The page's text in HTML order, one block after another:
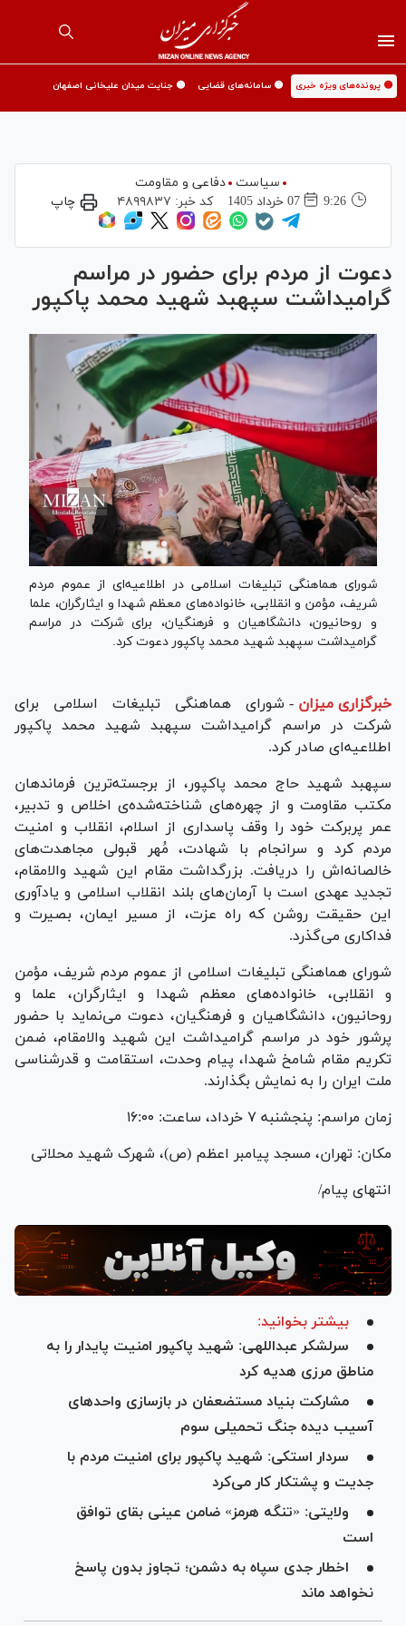
🟡 پرونده‌های ویژه خبری 🟡 سامانه‌های قضایی 🟡 جنایت میدان علیخانی اصفهان
سیاست
دفاعی و مقاومت
9:26
07 خرداد 1405 کد خبر: ۴۸۹۹۸۳۷ چاپ
دعوت از مردم برای حضور در مراسم
گرامیداشت سپهبد شهید محمد پاکپور
شورای هماهنگی تبلیغات اسلامی در اطلاعیه‌ای از عموم مردم
شریف، مؤمن و انقلابی، خانواده‌های معظم شهدا و ایثارگران، علما
و روحانیون، دانشگاهیان و فرهنگیان، برای شرکت در مراسم
گرامیداشت سپهبد شهید محمد پاکپور دعوت کرد.
خبرگزاری میزان - شورای هماهنگی تبلیغات اسلامی برای
شرکت در مراسم گرامیداشت سپهبد شهید محمد پاکپور
اطلاعیه‌ای صادر کرد.
سپهبد شهید حاج محمد پاکپور، از برجسته‌ترین فرماندهان
مکتب مقاومت و از چهره‌های شناخته‌شده‌ی اخلاص و تدبیر،
عمر پربرکت خود را وقف پاسداری از اسلام، انقلاب و امنیت
مردم کرد و سرانجام با شهادت، مُهر قبولی مجاهدت‌های
خالصانه‌اش را دریافت. بزرگداشت مقام این شهید والامقام،
تجدید عهدی است با آرمان‌های بلند انقلاب اسلامی و یادآوری
این حقیقت روشن که راه عزت، از مسیر ایمان، بصیرت و
فداکاری می‌گذرد.
شورای هماهنگی تبلیغات اسلامی از عموم مردم شریف، مؤمن
و انقلابی، خانواده‌های معظم شهدا و ایثارگران، علما و
روحانیون، دانشگاهیان و فرهنگیان، دعوت می‌نماید با حضور
پرشور خود در مراسم گرامیداشت این شهید والامقام، ضمن
تکریم مقام شامخ شهدا، پیام وحدت، استقامت و قدرشناسی
ملت ایران را به نمایش بگذارند.
زمان مراسم: پنجشنبه ۷ خرداد، ساعت: ۱۶:۰۰
مکان: تهران، مسجد پیامبر اعظم (ص)، شهرک شهید محلاتی
انتهای پیام/
بیشتر بخوانید:
سرلشکر عبداللهی: شهید پاکپور امنیت پایدار را به
مناطق مرزی هدیه کرد
مشارکت بنیاد مستضعفان در بازسازی واحدهای
آسیب دیده جنگ تحمیلی سوم
سردار استکی: شهید پاکپور برای امنیت مردم با
جدیت و پشتکار کار می‌کرد
ولایتی: «تنگه هرمز» ضامن عینی بقای توافق
است
اخطار جدی سپاه به دشمن؛ تجاوز بدون پاسخ
نخواهد ماند